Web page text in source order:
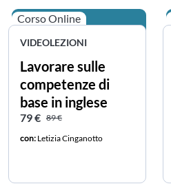
Corso Online
VIDEOLEZIONI
Lavorare sulle
competenze di
base in inglese
Prezzo scontato
79 € Prezzo intero
89 €
con: Letizia Cinganotto